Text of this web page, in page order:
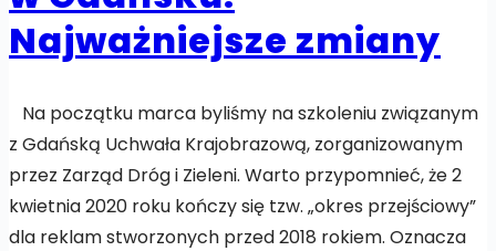
Najważniejsze zmiany
Na początku marca byliśmy na szkoleniu związanym
z Gdańską Uchwała Krajobrazową, zorganizowanym
przez Zarząd Dróg i Zieleni. Warto przypomnieć, że 2
kwietnia 2020 roku kończy się tzw. „okres przejściowy”
dla reklam stworzonych przed 2018 rokiem. Oznacza